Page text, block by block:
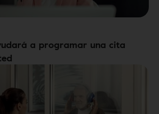
a programar una cita